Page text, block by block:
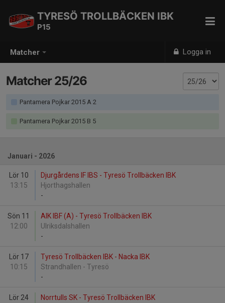
Matcher Logga in
TYRESÖ TROLLBÄCKEN IBK
P15
Matcher 25/26
Pantamera Pojkar 2015 A 2
Pantamera Pojkar 2015 B 5
Januari - 2026
Lör 10
13:15
Djurgårdens IF IBS - Tyresö Trollbäcken IBK
Hjorthagshallen
-
Sön 11
12:00
AIK IBF (A) - Tyresö Trollbäcken IBK
Ulriksdalshallen
-
Lör 17
10:15
Tyresö Trollbäcken IBK - Nacka IBK
Strandhallen - Tyresö
-
Lör 24
Norrtulls SK - Tyresö Trollbäcken IBK